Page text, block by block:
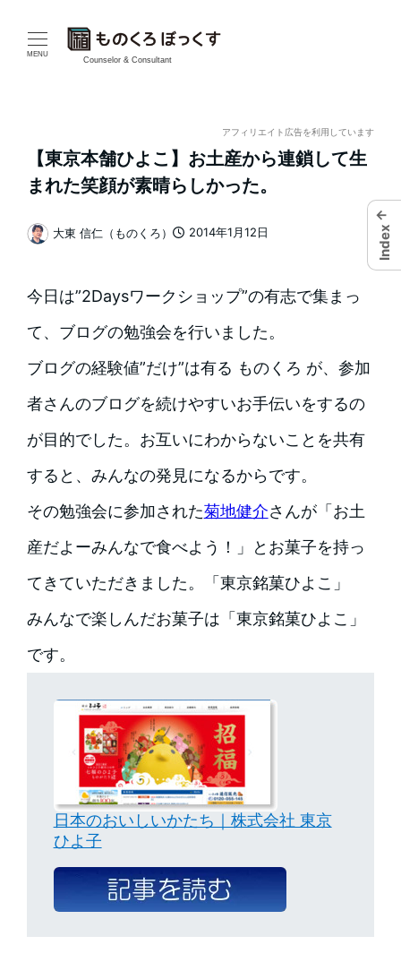
MENU
Counselor & Consultant
アフィリエイト広告を利用しています
【東京本舗ひよこ】お土産から連鎖して生
まれた笑顔が素晴らしかった。
2014年1月12日
著
大東 信仁（ものくろ）
今日は”2Daysワークショップ”の有志で集まっ
て、ブログの勉強会を行いました。
ブログの経験値”だけ”は有る ものくろ が、参加
者さんのブログを続けやすいお手伝いをするの
が目的でした。お互いにわからないことを共有
すると、みんなの発見になるからです。
その勉強会に参加された菊地健介さんが「お土
産だよーみんなで食べよう！」とお菓子を持っ
てきていただきました。
「東京銘菓ひよこ」
みんなで楽しんだお菓子は「東京銘菓ひよこ」
です。
日本のおいしいかたち｜株式会社 東京
ひよ子
←
Index